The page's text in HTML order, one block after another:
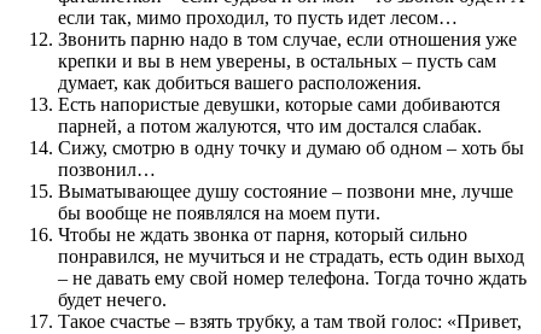
если так, мимо проходил, то пусть идет лесом…
Звонить парню надо в том случае, если отношения уже
крепки и вы в нем уверены, в остальных – пусть сам
думает, как добиться вашего расположения.
Есть напористые девушки, которые сами добиваются
парней, а потом жалуются, что им достался слабак.
Сижу, смотрю в одну точку и думаю об одном – хоть бы
позвонил…
Выматывающее душу состояние – позвони мне, лучше
бы вообще не появлялся на моем пути.
Чтобы не ждать звонка от парня, который сильно
понравился, не мучиться и не страдать, есть один выход
– не давать ему свой номер телефона. Тогда точно ждать
будет нечего.
Такое счастье – взять трубку, а там твой голос: «Привет,